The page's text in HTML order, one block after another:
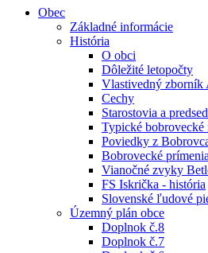
Obec
Základné informácie
História
O obci
Dôležité letopočty
Vlastivedný zborník
Cechy
Starostovia a
Typické bobrovecké
Poviedky z
Bobrovecké prímenia
Vianočné zvyky
FS Iskrička - história
Slovenské ľudové
Územný plán obce
Doplnok č.8
Doplnok č.7